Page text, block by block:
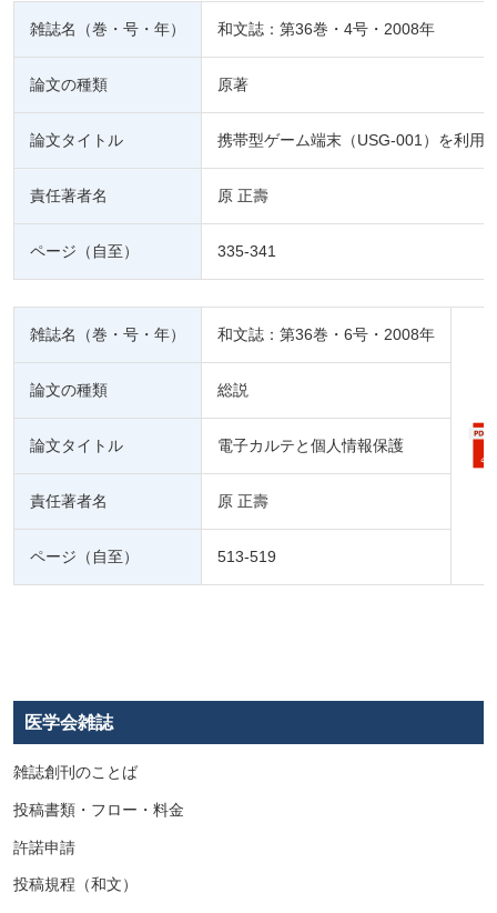
雑誌名（巻・号・年） 和文誌：第36巻・4号・2008年
論文の種類 原著
論文タイトル 携帯型ゲーム端末（USG-001）を利用
責任著者名 原 正壽
ページ（自至） 335-341
雑誌名（巻・号・年） 和文誌：第36巻・6号・2008年
論文の種類 総説
論文タイトル 電子カルテと個人情報保護
責任著者名 原 正壽
ページ（自至） 513-519
医学会雑誌
雑誌創刊のことば
投稿書類・フロー・料金
許諾申請
投稿規程（和文）